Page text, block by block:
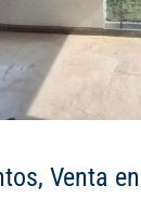
Venta